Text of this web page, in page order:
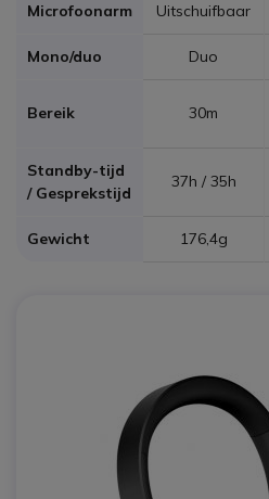
Microfoonarm Uitschuifbaar
Mono/duo Duo
Bereik 30m
Standby-tijd
/ Gesprekstijd
37h / 35h
Gewicht 176,4g